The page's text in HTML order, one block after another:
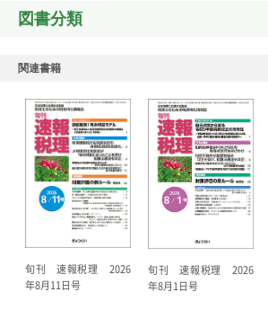
図書分類
関連書籍
旬刊 速報税理 2026
年8月11日号
旬刊 速報税理 2026
年8月1日号